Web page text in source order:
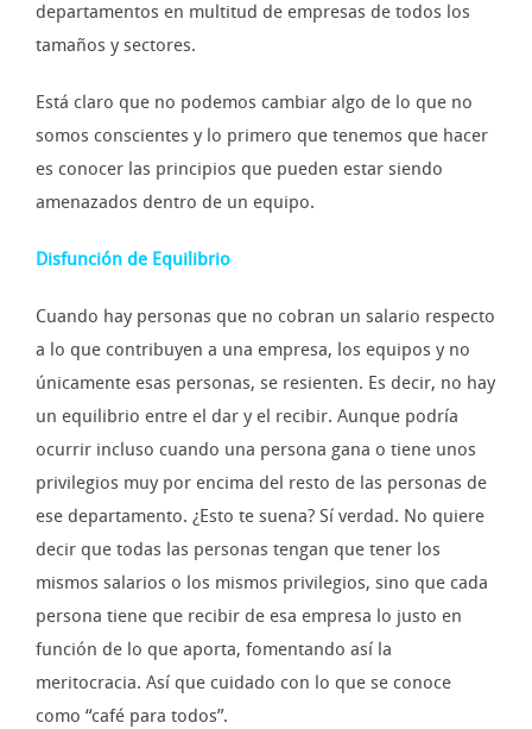
departamentos en multitud de empresas de todos los
tamaños y sectores.
Está claro que no podemos cambiar algo de lo que no
somos conscientes y lo primero que tenemos que hacer
es conocer las principios que pueden estar siendo
amenazados dentro de un equipo.
Disfunción de Equilibrio
Cuando hay personas que no cobran un salario respecto
a lo que contribuyen a una empresa, los equipos y no
únicamente esas personas, se resienten. Es decir, no hay
un equilibrio entre el dar y el recibir. Aunque podría
ocurrir incluso cuando una persona gana o tiene unos
privilegios muy por encima del resto de las personas de
ese departamento. ¿Esto te suena? Sí verdad. No quiere
decir que todas las personas tengan que tener los
mismos salarios o los mismos privilegios, sino que cada
persona tiene que recibir de esa empresa lo justo en
función de lo que aporta, fomentando así la
meritocracia. Así que cuidado con lo que se conoce
como “café para todos”.